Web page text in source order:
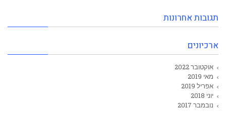
תגובות אחרונות
ארכיונים
אוקטובר 2022
מאי 2019
אפריל 2019
יוני 2018
נובמבר 2017